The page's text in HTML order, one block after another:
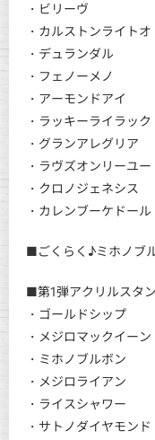
・ビリーヴ ・
・カルストンライト
・デュランダル
・フェノーメノ
・アーモンドアイ
・ラッキーライラッ
・グランアレグリア
・ラヴズオンリーユ
・クロノジェネシス
・カレンブーケドー
■ごくらく♪ミホノブ
■第1弾アクリルスタ
・ゴールドシップ
・メジロマックイー
・ミホノブルボン
・メジロライアン
・ライスシャワー
・サトノダイヤモン